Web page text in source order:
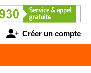
Créer un compte